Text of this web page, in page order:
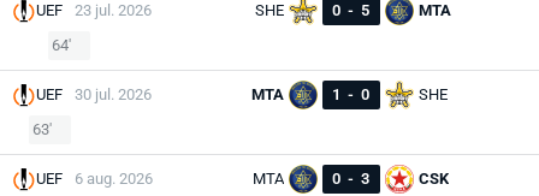
UEF 23 jul. 2026 SHE 0 - 5
MTA
64'
UEF 30 jul. 2026 MTA 1 - 0
SHE
63'
UEF 6 aug. 2026 MTA 0 - 3
CSK